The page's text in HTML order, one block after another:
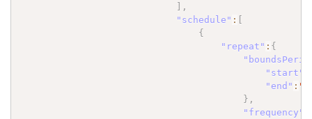
] ,
"schedule" : [
{
"repeat" : {
"start"
"end" :
} ,
"frequency"